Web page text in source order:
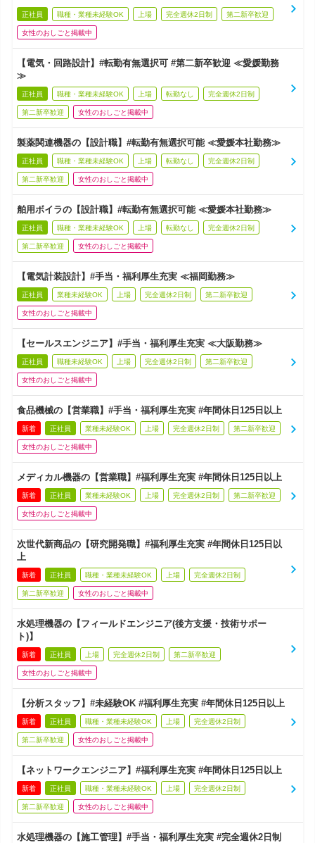
正社員 職種・業種未経験OK 上場 完全週休2日制 第二新卒歓迎
女性のおしごと掲載中
【電気・回路設計】#転勤有無選択可 #第二新卒歓迎 ≪愛媛勤務
≫
正社員 職種・業種未経験OK 上場 転勤なし 完全週休2日制
第二新卒歓迎 女性のおしごと掲載中
製薬関連機器の【設計職】#転勤有無選択可能 ≪愛媛本社勤務≫
正社員 職種・業種未経験OK 上場 転勤なし 完全週休2日制
第二新卒歓迎 女性のおしごと掲載中
舶用ボイラの【設計職】#転勤有無選択可能 ≪愛媛本社勤務≫
正社員 職種・業種未経験OK 上場 転勤なし 完全週休2日制
第二新卒歓迎 女性のおしごと掲載中
【電気計装設計】#手当・福利厚生充実 ≪福岡勤務≫
正社員 業種未経験OK 上場 完全週休2日制 第二新卒歓迎
女性のおしごと掲載中
【セールスエンジニア】#手当・福利厚生充実 ≪大阪勤務≫
正社員 職種未経験OK 上場 完全週休2日制 第二新卒歓迎
女性のおしごと掲載中
食品機械の【営業職】#手当・福利厚生充実 #年間休日125日以上
新着 正社員 業種未経験OK 上場 完全週休2日制 第二新卒歓迎
女性のおしごと掲載中
メディカル機器の【営業職】#福利厚生充実 #年間休日125日以上
新着 正社員 業種未経験OK 上場 完全週休2日制 第二新卒歓迎
女性のおしごと掲載中
次世代新商品の【研究開発職】#福利厚生充実 #年間休日125日以
上
新着 正社員 職種・業種未経験OK 上場 完全週休2日制
第二新卒歓迎 女性のおしごと掲載中
水処理機器の【フィールドエンジニア(後方支援・技術サポー
ト)】
新着 正社員 上場 完全週休2日制 第二新卒歓迎
女性のおしごと掲載中
【分析スタッフ】#未経験OK #福利厚生充実 #年間休日125日以上
新着 正社員 職種・業種未経験OK 上場 完全週休2日制
第二新卒歓迎 女性のおしごと掲載中
【ネットワークエンジニア】#福利厚生充実 #年間休日125日以上
新着 正社員 職種・業種未経験OK 上場 完全週休2日制
第二新卒歓迎 女性のおしごと掲載中
水処理機器の【施工管理】#手当・福利厚生充実 #完全週休2日制